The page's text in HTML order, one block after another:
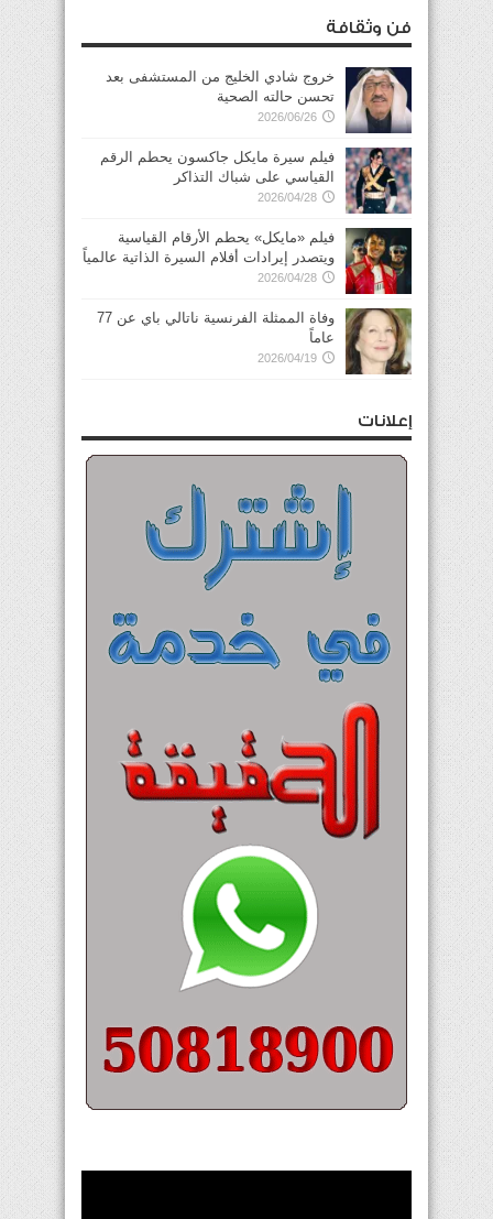
فن وثقافة
خروج شادي الخليج من المستشفى بعد
تحسن حالته الصحية
2026/06/26
فيلم سيرة مايكل جاكسون يحطم الرقم
القياسي على شباك التذاكر
2026/04/28
فيلم «مايكل» يحطم الأرقام القياسية
ويتصدر إيرادات أفلام السيرة الذاتية عالمياً
2026/04/28
وفاة الممثلة الفرنسية ناتالي باي عن 77
عاماً
2026/04/19
إعلانات